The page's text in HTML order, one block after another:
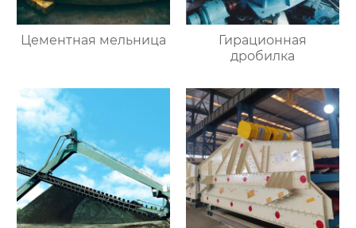
Цементная мельница
Гирационная
дробилка